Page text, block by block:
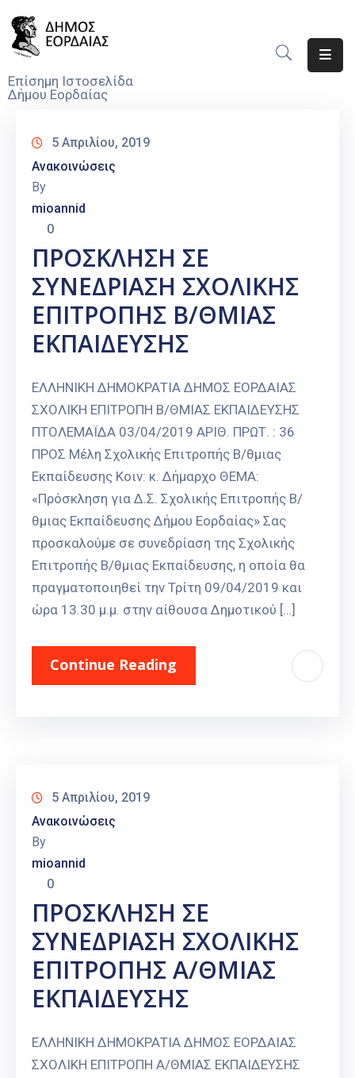
Επίσημη Ιστοσελίδα
Δήμου Εορδαίας
Νέα
Υπηρεσίες
Του
Δήμου
Προσκλήσεις
Αποφάσεις
Τηλέφωνα
5 Απριλίου, 2019
Ανακοινώσεις
By
mioannid
0
ΠΡΟΣΚΛΗΣΗ ΣΕ
ΣΥΝΕΔΡΙΑΣΗ ΣΧΟΛΙΚΗΣ
ΕΠΙΤΡΟΠΗΣ Β/ΘΜΙΑΣ
ΕΚΠΑΙΔΕΥΣΗΣ
ΕΛΛΗΝΙΚΗ ΔΗΜΟΚΡΑΤΙΑ ΔΗΜΟΣ EΟΡΔΑΙΑΣ
ΣΧΟΛΙΚΗ ΕΠΙΤΡΟΠΗ B/ΘΜΙΑΣ ΕΚΠΑΙΔΕΥΣΗΣ
ΠΤΟΛΕΜΑΪΔΑ 03/04/2019 ΑΡΙΘ. ΠΡΩΤ. : 36
ΠΡΟΣ Μέλη Σχολικής Επιτροπής Β/θμιας
Εκπαίδευσης Κοιν: κ. Δήμαρχο ΘΕΜΑ:
«Πρόσκληση για Δ.Σ. Σχολικής Επιτροπής Β/
θμιας Εκπαίδευσης Δήμου Εορδαίας» Σας
προσκαλούμε σε συνεδρίαση της Σχολικής
Επιτροπής Β/θμιας Εκπαίδευσης, η οποία θα
πραγματοποιηθεί την Τρίτη 09/04/2019 και
ώρα 13.30 μ.μ. στην αίθουσα Δημοτικού […]
Continue Reading
5 Απριλίου, 2019
Ανακοινώσεις
By
mioannid
0
ΠΡΟΣΚΛΗΣΗ ΣΕ
ΣΥΝΕΔΡΙΑΣΗ ΣΧΟΛΙΚΗΣ
ΕΠΙΤΡΟΠΗΣ Α/ΘΜΙΑΣ
ΕΚΠΑΙΔΕΥΣΗΣ
ΕΛΛΗΝΙΚΗ ΔΗΜΟΚΡΑΤΙΑ ΔΗΜΟΣ EΟΡΔΑΙΑΣ
ΣΧΟΛΙΚΗ ΕΠΙΤΡΟΠΗ Α/ΘΜΙΑΣ ΕΚΠΑΙΔΕΥΣΗΣ